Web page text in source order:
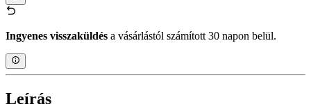
Ingyenes visszaküldés a vásárlástól számított 30 napon belül.
Leírás